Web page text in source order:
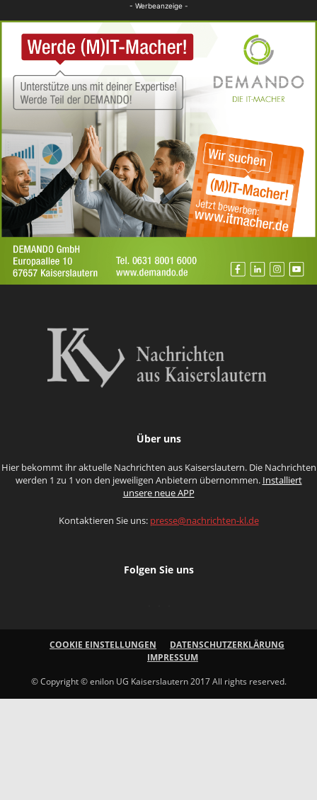
- Werbeanzeige -
Über uns
Hier bekommt ihr aktuelle Nachrichten aus Kaiserslautern. Die Nachrichten
werden 1 zu 1 von den jeweiligen Anbietern übernommen. Installiert
unsere neue APP
Kontaktieren Sie uns: presse@nachrichten-kl.de
Folgen Sie uns
COOKIE EINSTELLUNGEN
DATENSCHUTZERKLÄRUNG
IMPRESSUM
© Copyright © enilon UG Kaiserslautern 2017 All rights reserved.